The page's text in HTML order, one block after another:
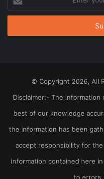
your
Email
© Copyright 2026, All
Disclaimer:- The
best of our knowledge
the information has been
accept responsibility for
information contained here
to errors,